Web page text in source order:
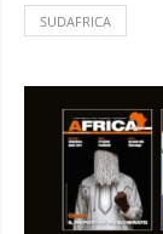
SUDAFRICA